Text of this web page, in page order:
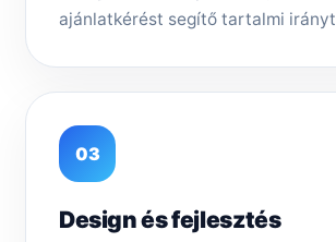
ajánlatkérést segítő tartalmi
03
Design és fejlesztés